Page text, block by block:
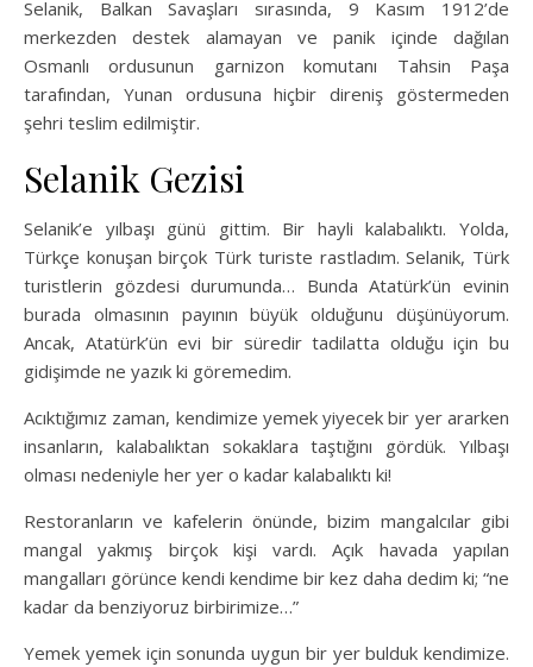
Selanik, Balkan Savaşları sırasında, 9 Kasım 1912’de
merkezden destek alamayan ve panik içinde dağılan
Osmanlı ordusunun garnizon komutanı Tahsin Paşa
tarafından, Yunan ordusuna hiçbir direniş göstermeden
şehri teslim edilmiştir.
Selanik Gezisi
Selanik’e yılbaşı günü gittim. Bir hayli kalabalıktı. Yolda,
Türkçe konuşan birçok Türk turiste rastladım. Selanik, Türk
turistlerin gözdesi durumunda… Bunda Atatürk’ün evinin
burada olmasının payının büyük olduğunu düşünüyorum.
Ancak, Atatürk’ün evi bir süredir tadilatta olduğu için bu
gidişimde ne yazık ki göremedim.
Acıktığımız zaman, kendimize yemek yiyecek bir yer ararken
insanların, kalabalıktan sokaklara taştığını gördük. Yılbaşı
olması nedeniyle her yer o kadar kalabalıktı ki!
Restoranların ve kafelerin önünde, bizim mangalcılar gibi
mangal yakmış birçok kişi vardı. Açık havada yapılan
mangalları görünce kendi kendime bir kez daha dedim ki; “ne
kadar da benziyoruz birbirimize…”
Yemek yemek için sonunda uygun bir yer bulduk kendimize.